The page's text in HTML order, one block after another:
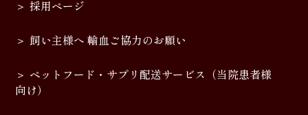
採用ページ
飼い主様へ 輸血ご協力のお願い
ペットフード・サプリ配送サービス（当院患者様
向け）